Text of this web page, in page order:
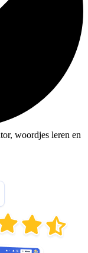
woordjes leren en